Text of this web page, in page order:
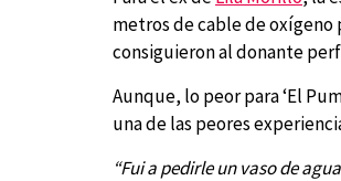
metros de cable de oxígeno
consiguieron al donante
Aunque, lo peor para ‘El
una de las peores
“Fui a pedirle un vaso de